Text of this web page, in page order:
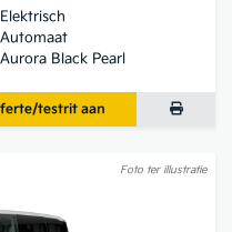
Elektrisch
Automaat
Aurora Black Pearl
testrit aan
Foto ter illustratie